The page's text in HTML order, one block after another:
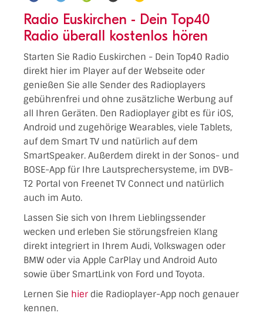
Radio Euskirchen - Dein Top40
Radio überall kostenlos hören
Starten Sie Radio Euskirchen - Dein Top40 Radio
direkt hier im Player auf der Webseite oder
genießen Sie alle Sender des Radioplayers
gebührenfrei und ohne zusätzliche Werbung auf
all Ihren Geräten. Den Radioplayer gibt es für iOS,
Android und zugehörige Wearables, viele Tablets,
auf dem Smart TV und natürlich auf dem
SmartSpeaker. Außerdem direkt in der Sonos- und
BOSE-App für Ihre Lautsprechersysteme, im DVB-
T2 Portal von Freenet TV Connect und natürlich
auch im Auto.
Lassen Sie sich von Ihrem Lieblingssender
wecken und erleben Sie störungsfreien Klang
direkt integriert in Ihrem Audi, Volkswagen oder
BMW oder via Apple CarPlay und Android Auto
sowie über SmartLink von Ford und Toyota.
Lernen Sie hier die Radioplayer-App noch genauer
kennen.